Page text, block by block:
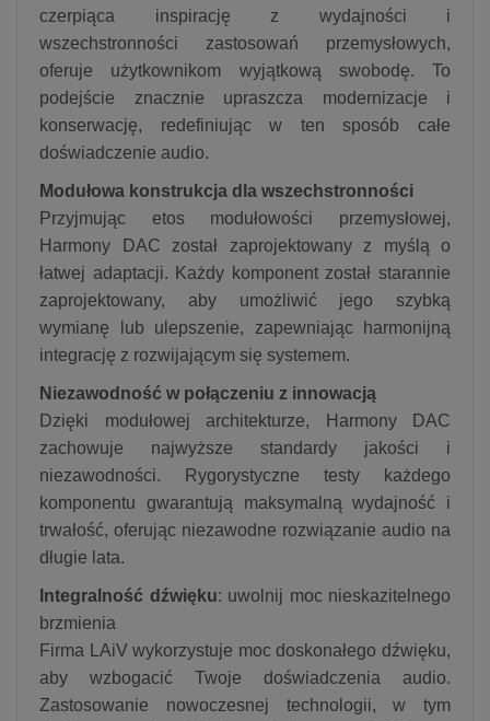
czerpiąca inspirację z wydajności i
wszechstronności zastosowań przemysłowych,
oferuje użytkownikom wyjątkową swobodę. To
podejście znacznie upraszcza modernizacje i
konserwację, redefiniując w ten sposób całe
doświadczenie audio.
Modułowa konstrukcja dla wszechstronności
Przyjmując etos modułowości przemysłowej,
Harmony DAC został zaprojektowany z myślą o
łatwej adaptacji. Każdy komponent został starannie
zaprojektowany, aby umożliwić jego szybką
wymianę lub ulepszenie, zapewniając harmonijną
integrację z rozwijającym się systemem.
Niezawodność w połączeniu z innowacją
Dzięki modułowej architekturze, Harmony DAC
zachowuje najwyższe standardy jakości i
niezawodności. Rygorystyczne testy każdego
komponentu gwarantują maksymalną wydajność i
trwałość, oferując niezawodne rozwiązanie audio na
długie lata.
Integralność dźwięku: uwolnij moc nieskazitelnego
brzmienia
Firma LAiV wykorzystuje moc doskonałego dźwięku,
aby wzbogacić Twoje doświadczenia audio.
Zastosowanie nowoczesnej technologii, w tym